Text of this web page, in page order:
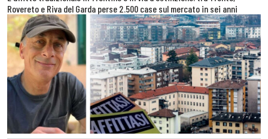
Rovereto e Riva del Garda perse 2.500 case sul mercato in sei anni